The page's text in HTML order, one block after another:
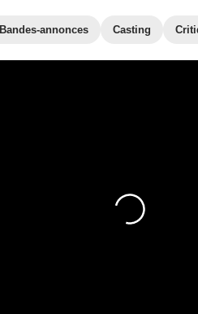
Bandes-annonces Casting